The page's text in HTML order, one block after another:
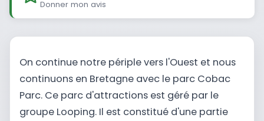
Donner mon avis
On continue notre périple vers l'Ouest et nous
continuons en Bretagne avec le parc Cobac
Parc. Ce parc d'attractions est géré par le
groupe Looping. Il est constitué d'une partie